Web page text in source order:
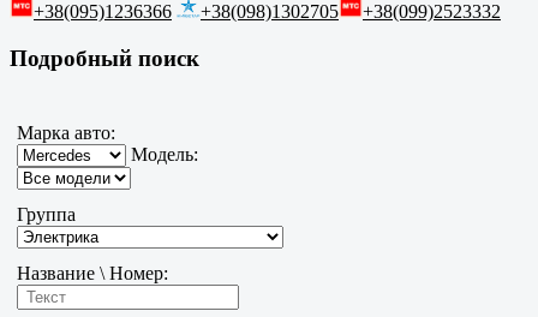
+38(095)1236366 +38(098)1302705 +38(099)2523332
Подробный поиск
Марка авто:
Модель:
Группа
Название \ Номер: